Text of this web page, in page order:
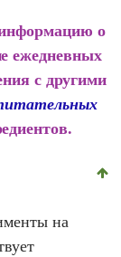
о
ежедневных
с другими
на